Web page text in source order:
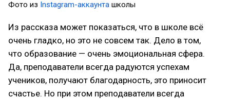
Фото из Instagram-аккаунта школы
Из рассказа может показаться, что в школе всё
очень гладко, но это не совсем так. Дело в том,
что образование — очень эмоциональная сфера.
Да, преподаватели всегда радуются успехам
учеников, получают благодарность, это приносит
счастье. Но при этом преподаватели всегда